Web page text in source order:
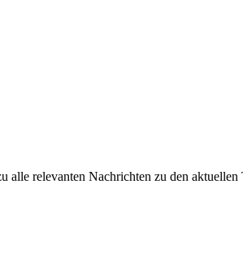
relevanten Nachrichten zu den